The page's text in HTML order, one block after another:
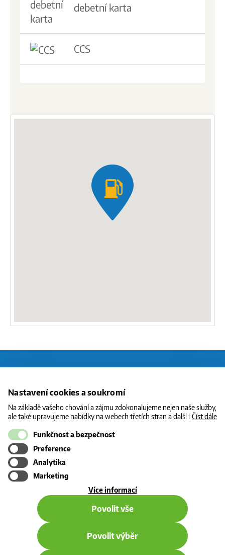
Nastavení cookies a soukromí
Na základě vašeho chování a zájmu zdokonalujeme nejen naše služby,
ale také upravujeme nabídky na webech třetích stran a další formy
souhlasu. Svoje nastavení můžete kdykoliv změnit v zápatí stránky v
„Nastavení soukromí". Více informací o tom, jak se soubory cookies a
osobními údaji pracujeme, včetně možností uplatnění vašich práv,
naleznete na webové stránce v sekci
Číst dále
Funkčnost a bezpečnost
Preference
Analytika
Marketing
Více informacío
Povolit vše
Povolit výběr
debetní karta
CCS
CENY
INFORMACE
KONTAKT